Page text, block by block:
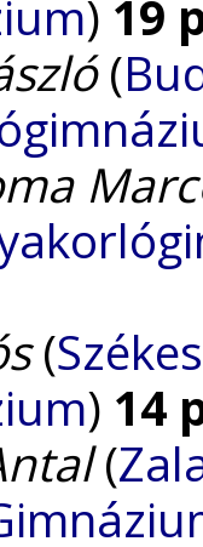
) 19
(
(
) 14
(